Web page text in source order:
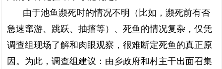
由于池鱼濒死时的情况不明（比如，濒死前有否
急速窜游、跳跃、抽搐等）、死鱼的情况复杂，仅凭
调查组现场了解和肉眼观察，很难断定死鱼的真正原
因。为此，调查组建议：由乡政府和村主干出面召集